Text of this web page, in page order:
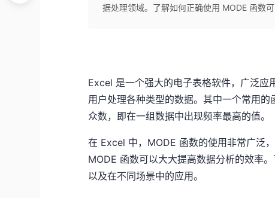
据处理领域。了解如何正确使用 MODE 函数
Excel 是一个强大的电子表格软件，广泛
用户处理各种类型的数据。其中一个常用
众数，即在一组数据中出现频率最高的值。
在 Excel 中，MODE 函数的使用非常广泛
MODE 函数可以大大提高数据分析的效率
以及在不同场景中的应用。